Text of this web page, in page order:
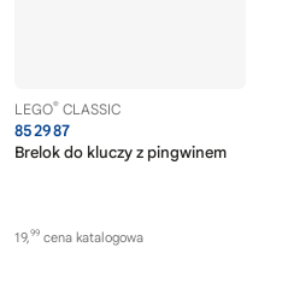
LEGO® CLASSIC
852987
Brelok do kluczy z pingwinem
19,99 cena katalogowa